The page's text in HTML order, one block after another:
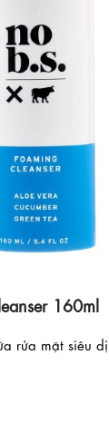
160ml
rửa mặt siêu